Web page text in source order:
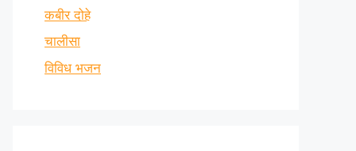
कबीर दोहे
चालीसा
विविध भजन